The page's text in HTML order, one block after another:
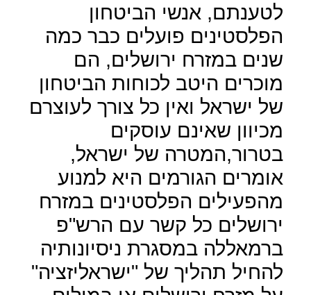
לטענתם, אנשי הביטחון
הפלסטינים פועלים כבר כמה
שנים במזרח ירושלים, הם
מוכרים היטב לכוחות הביטחון
של ישראל ואין כל צורך לעוצרם
מכיוון שאינם עוסקים
בטרור,המטרה של ישראל,
אומרים הגורמים היא למנוע
מהפעילים הפלסטינים במזרח
ירושלים כל קשר עם הרש"פ
ברמאללה במסגרת ניסיונותיה
להחיל תהליך של "ישראליזציה"